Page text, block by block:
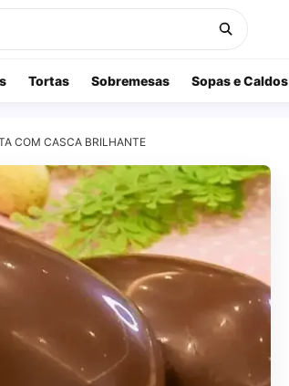
Tortas Sobremesas Sopas e Caldos
COM CASCA BRILHANTE